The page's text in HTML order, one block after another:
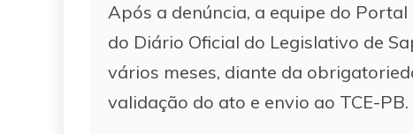
Após a denúncia, a equipe do
do Diário Oficial do Legislativo de
vários meses, diante da
validação do ato e envio ao TCE-PB.